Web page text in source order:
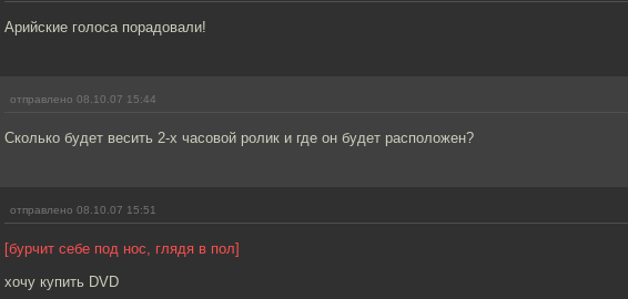
Арийские голоса порадовали!
отправлено 08.10.07 15:44
Сколько будет весить 2-х часовой ролик и где он будет расположен?
отправлено 08.10.07 15:51
[бурчит себе под нос, глядя в пол]
хочу купить DVD